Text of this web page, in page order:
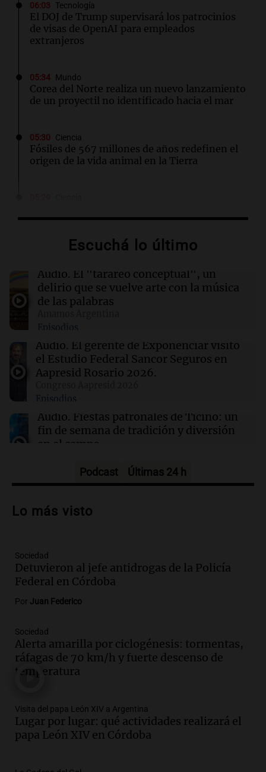
06:03 Tecnología
El DOJ de Trump supervisará los patrocinios
de visas de OpenAI para empleados
extranjeros
05:34 Mundo
Corea del Norte realiza un nuevo lanzamiento
de un proyectil no identificado hacia el mar
05:30 Ciencia
Fósiles de 567 millones de años redefinen el
origen de la vida animal en la Tierra
87 años con una fórmula sorprendentemente
04:00 Deportes
Boca Juniors y Vélez se enfrentan en la Copa
Argentina: fecha y detalles del partido
03:24 Mundo
Allanamiento policial en Starbucks de Corea
del Sur por campaña que rememoró masacre
de Gwangju
03:00 Deportes
Racing se mide ante Belgrano en la Copa
Argentina: día, hora y TV del partido
Escuchá lo último
Audio. El "tarareo conceptual", un
delirio que se vuelve arte con la música
de las palabras
Episodios
Audio. El gerente de Exponenciar visitó
el Estudio Federal Sancor Seguros en
Aapresid Rosario 2026.
Episodios
Audio. Fiestas patronales de Ticino: un
fin de semana de tradición y diversión
en el campo
Audio.Preparativos para la feria en La
de apertura
Audio.
Río Gallegos enfrenta secuelas de
lluvias, senadores manifiestan
oposición a ley de tierras
Panorama Federal
Audio.
centro de esquí Penitentes Park tras
siete años de cierre por falta de nieve
Panorama Federal
Audio.Madres en Rosario piden por la
ley Joaquín.
Viva la Radio Rosario
Podcast Últimas 24 h
Lo más visto
Sociedad
Detuvieron al jefe antidrogas de la Policía
Federal en Córdoba
Por Juan Federico
Sociedad
Alerta amarilla por ciclogénesis: tormentas,
ráfagas de 70 km/h y fuerte descenso de
temperatura
Visita del papa León XIV a Argentina
Lugar por lugar: qué actividades realizará el
papa León XIV en Córdoba